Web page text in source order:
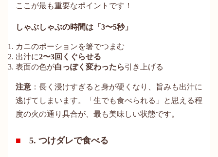
ここが最も重要なポイントです！
しゃぶしゃぶの時間は「3〜5秒」
カニのポーションを箸でつまむ
出汁に2〜3回くぐらせる
表面の色が白っぽく変わったら引き上げる
注意 ：長く浸けすぎると身が硬くなり、旨みも出汁に
逃げてしまいます。「生でも食べられる」と思える程
度の火の通り具合が、最も美味しい状態です。
5. つけダレで食べる